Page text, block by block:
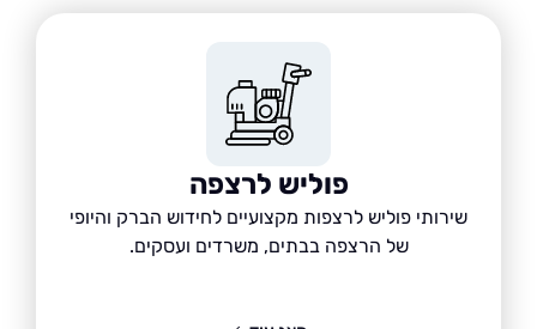
פוליש לרצפה
שירותי פוליש לרצפות מקצועיים לחידוש הברק והיופי
של הרצפה בבתים, משרדים ועסקים.